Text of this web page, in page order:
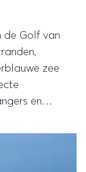
de Golf van
zee
en
en